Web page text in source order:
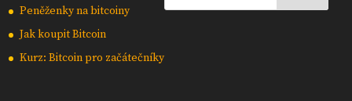
Peněženky na bitcoiny
Jak koupit Bitcoin
Kurz: Bitcoin pro začátečníky